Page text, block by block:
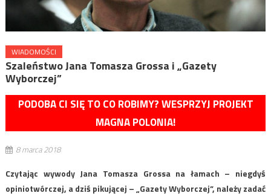
WIADOMOŚCI
Szaleństwo Jana Tomasza Grossa i „Gazety
Wyborczej”
PODOBA CI SIĘ TO CO ROBIMY? WESPRZYJ PROJEKT
MAGNA POLONIA!
8 marca 2018
Czytając wywody Jana Tomasza Grossa na łamach – niegdyś
opiniotwórczej, a dziś pikującej – „Gazety Wyborczej”, należy zadać